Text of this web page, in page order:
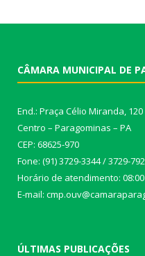
CÂMARA MUNICIPAL DE
End.: Praça Célio Miranda, 120
Centro – Paragominas – PA
CEP: 68625-970
Fone: (91) 3729-3344 / 3729-
Horário de atendimento:
E-mail:
ÚLTIMAS PUBLICAÇÕES